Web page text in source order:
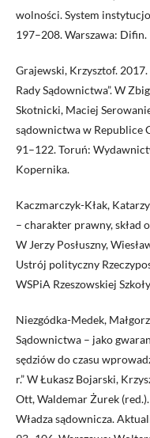
wolności. System
197–208. Warszawa: Difin.
Grajewski, Krzysztof.
Rady Sądownictwa”. W
Skotnicki, Maciej
sądownictwa w Republice
91–122. Toruń:
Kopernika.
Kaczmarczyk-Kłak,
– charakter prawny, skład
W Jerzy Posłuszny,
Ustrój polityczny
WSPiA Rzeszowskiej
Niezgódka-Medek,
Sądownictwa – jako
sędziów do czasu
r.” W Łukasz Bojarski,
Ott, Waldemar Żurek
Władza sądownicza.